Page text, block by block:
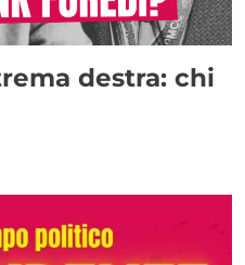
destra: chi